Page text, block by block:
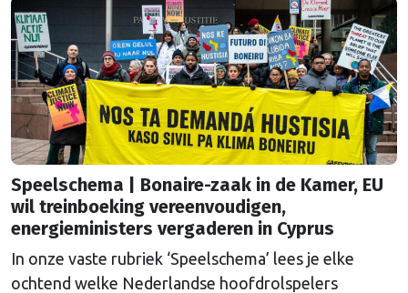
agenda?
Speelschema | Bonaire-zaak in de Kamer, EU
wil treinboeking vereenvoudigen,
energieministers vergaderen in Cyprus
In onze vaste rubriek ‘Speelschema’ lees je elke
ochtend welke Nederlandse hoofdrolspelers